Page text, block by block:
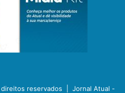
reservados | Jornal Atual -